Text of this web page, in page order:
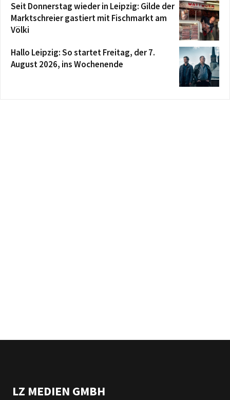
Seit Donnerstag wieder in Leipzig: Gilde der
Marktschreier gastiert mit Fischmarkt am
Völki
Hallo Leipzig: So startet Freitag, der 7.
August 2026, ins Wochenende
LZ MEDIEN GMBH